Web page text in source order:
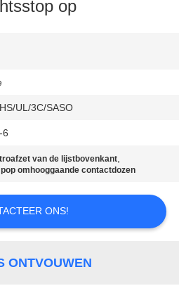
op
UL/3C/SASO
6
van de lijstbovenkant,
omhooggaande contactdozen
ONS!
ONTVOUWEN